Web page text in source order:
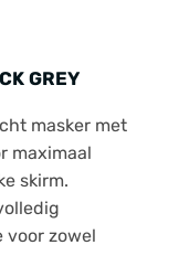
GREY
masker met
maximaal
skirm.
voor zowel